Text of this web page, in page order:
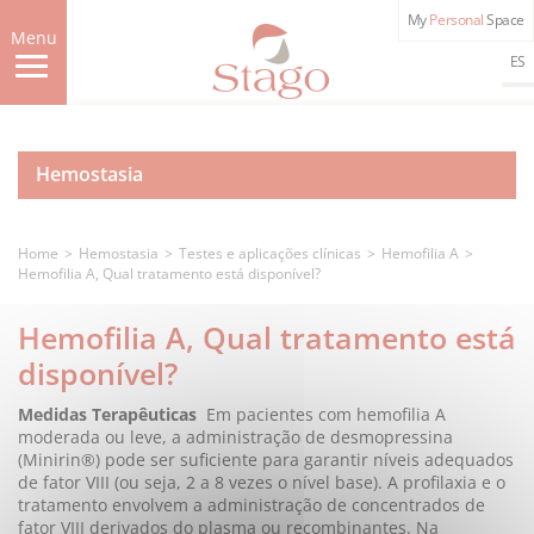
to
main
content
Menu
MyPersonalSpace
ES
Hemostasia
Home Hemostasia Testes e aplicações clínicas
Hemofilia A
Hemofilia A, Qual tratamento está disponível?
Hemofilia A, Qual tratamento está
disponível?
Medidas Terapêuticas Em pacientes com hemofilia A
moderada ou leve, a administração de desmopressina
(Minirin®) pode ser suficiente para garantir níveis adequados
de fator VIII (ou seja, 2 a 8 vezes o nível base). A profilaxia e o
tratamento envolvem a administração de concentrados de
fator VIII derivados do plasma ou recombinantes. Na